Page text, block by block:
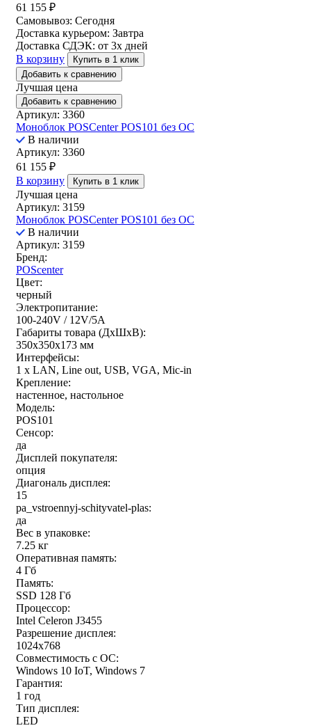
61 155 ₽
Самовывоз: Сегодня
Доставка курьером: Завтра
Доставка СДЭК: от 3х дней
В корзину
Купить в 1 клик
Добавить к сравнению
Лучшая цена
Добавить к сравнению
Артикул: 3360
Моноблок POSCenter POS101 без ОС
В наличии
Артикул: 3360
61 155 ₽
В корзину
Купить в 1 клик
Лучшая цена
Артикул: 3159
Моноблок POSCenter POS101 без ОС
В наличии
Артикул: 3159
Бренд:
POScenter
Цвет:
черный
Электропитание:
100-240V / 12V/5A
Габариты товара (ДxШxВ):
350х350х173 мм
Интерфейсы:
1 x LAN, Line out, USB, VGA, Mic-in
Крепление:
настенное, настольное
Модель:
POS101
Сенсор:
да
Дисплей покупателя:
опция
Диагональ дисплея:
15
pa_vstroennyj-schityvatel-plas:
да
Вес в упаковке:
7.25 кг
Оперативная память:
4 Гб
Память:
SSD 128 Гб
Процессор:
Intel Celeron J3455
Разрешение дисплея:
1024x768
Совместимость с ОС:
Windows 10 IoT, Windows 7
Гарантия:
1 год
Тип дисплея:
LED